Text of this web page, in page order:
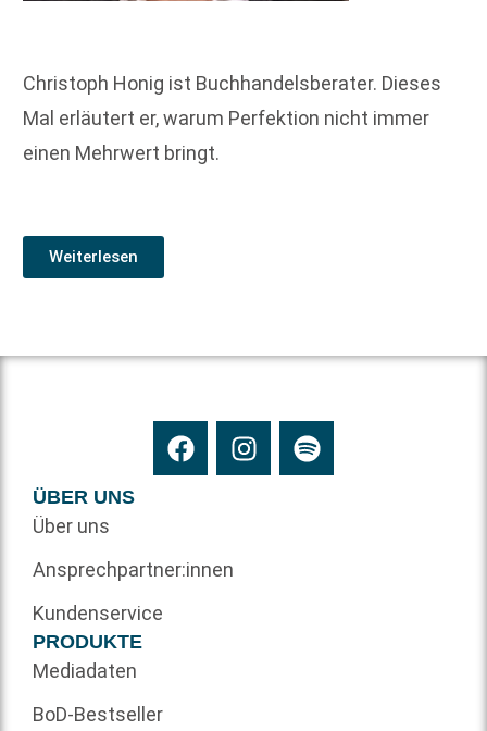
Christoph Honig ist Buchhandelsberater. Dieses
Mal erläutert er, warum Perfektion nicht immer
einen Mehrwert bringt.
Weiterlesen
ÜBER UNS
Über uns
Ansprechpartner:innen
Kundenservice
PRODUKTE
Mediadaten
BoD-Bestseller